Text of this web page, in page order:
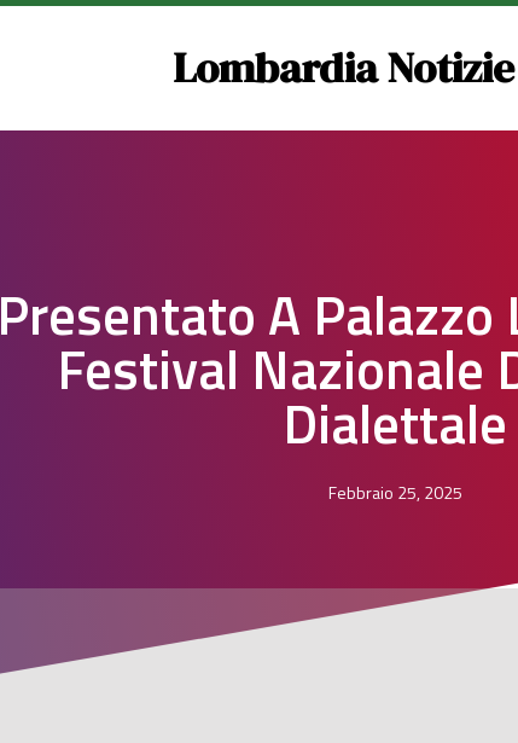
Lombardia Notizie
Presentato A Palazzo
Festival Nazionale
Dialettale
Febbraio 25, 2025